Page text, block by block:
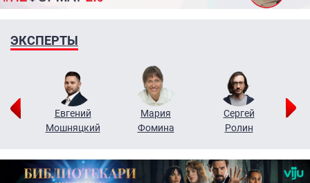
ЭКСПЕРТЫ
Евгений
Мошняцкий
Мария
Фомина
Сергей
Ролин